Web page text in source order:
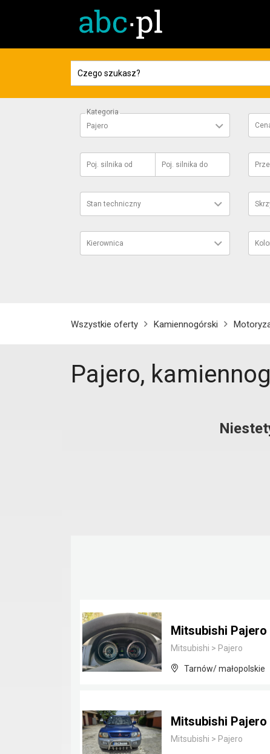
Kategoria
Pajero
Poj. silnika od Poj. silnika do
Stan techniczny
Kierownica
Wszystkie oferty Kamiennogórski
Pajero,
Mitsubishi Pajero
Mitsubishi > Pajero
Tarnów/ małopolskie
Mitsubishi Pajero
Mitsubishi > Pajero